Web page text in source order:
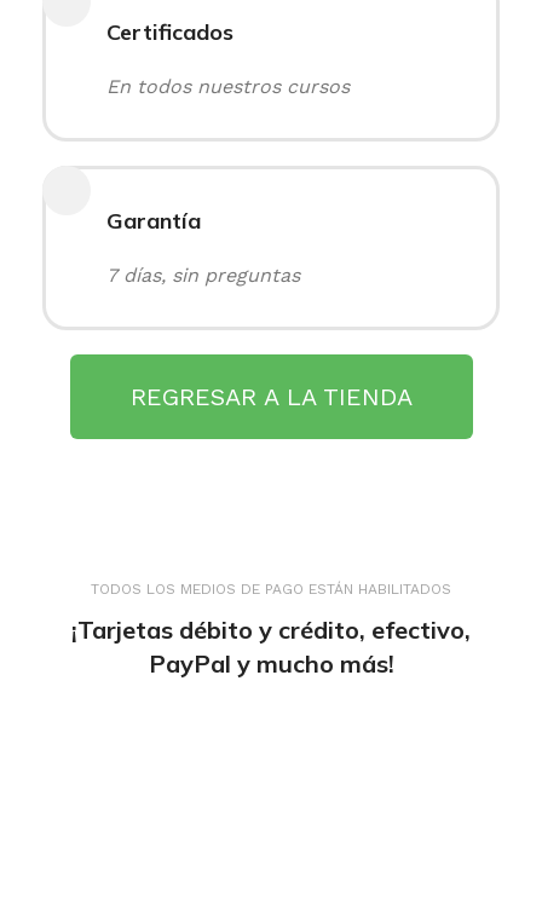
Certificados
En todos nuestros cursos
Garantía
7 días, sin preguntas
REGRESAR A LA TIENDA
TODOS LOS MEDIOS DE PAGO ESTÁN HABILITADOS
¡Tarjetas débito y crédito, efectivo,
PayPal y mucho más!